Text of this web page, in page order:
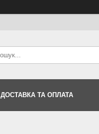
ДОСТАВКА ТА ОПЛАТА